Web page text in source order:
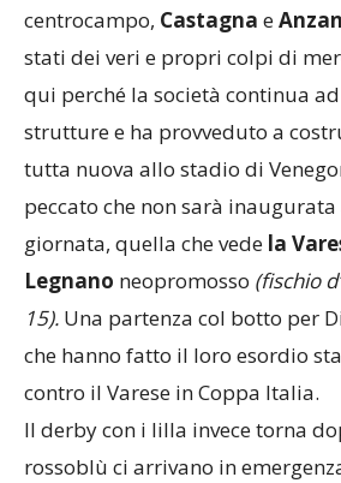
centrocampo, Castagna e
stati dei veri e propri colpi di
qui perché la società continua
strutture e ha provveduto a
tutta nuova allo stadio di
peccato che non sarà
giornata, quella che vede la
Legnano neopromosso (fischio
15). Una partenza col botto per
che hanno fatto il loro esordio
contro il Varese in Coppa Italia.
Il derby con i lilla invece torna
rossoblù ci arrivano in